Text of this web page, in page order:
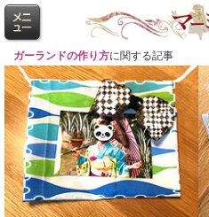
ガーランドの作り方に関する記事